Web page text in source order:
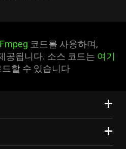
코드를 사용하며,
공됩니다. 소스 코드는 여기
할 수 있습니다